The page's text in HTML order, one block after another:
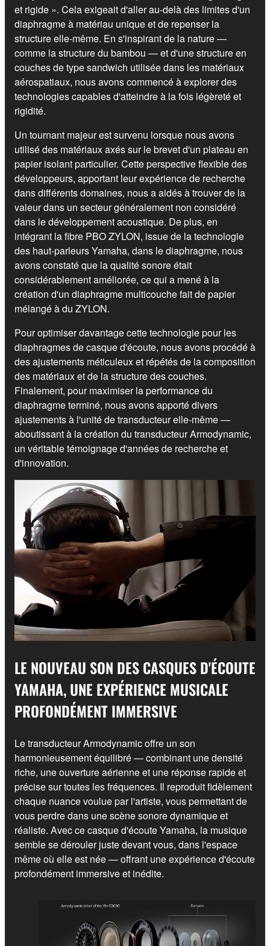
et rigide ». Cela exigeait d'aller au-delà des limites d'un
diaphragme à matériau unique et de repenser la
structure elle-même. En s'inspirant de la nature —
comme la structure du bambou — et d'une structure en
couches de type sandwich utilisée dans les matériaux
aérospatiaux, nous avons commencé à explorer des
technologies capables d'atteindre à la fois légèreté et
rigidité.
Un tournant majeur est survenu lorsque nous avons
utilisé des matériaux axés sur le brevet d'un plateau en
papier isolant particulier. Cette perspective flexible des
développeurs, apportant leur expérience de recherche
dans différents domaines, nous a aidés à trouver de la
valeur dans un secteur généralement non considéré
dans le développement acoustique. De plus, en
intégrant la fibre PBO ZYLON, issue de la technologie
des haut-parleurs Yamaha, dans le diaphragme, nous
avons constaté que la qualité sonore était
considérablement améliorée, ce qui a mené à la
création d'un diaphragme multicouche fait de papier
mélangé à du ZYLON.
Pour optimiser davantage cette technologie pour les
diaphragmes de casque d'écoute, nous avons procédé à
des ajustements méticuleux et répétés de la composition
des matériaux et de la structure des couches.
Finalement, pour maximiser la performance du
diaphragme terminé, nous avons apporté divers
ajustements à l'unité de transducteur elle-même —
aboutissant à la création du transducteur Armodynamic,
un véritable témoignage d'années de recherche et
d'innovation.
LE NOUVEAU SON DES CASQUES D'ÉCOUTE
YAMAHA, UNE EXPÉRIENCE MUSICALE
PROFONDÉMENT IMMERSIVE
Le transducteur Armodynamic offre un son
harmonieusement équilibré — combinant une densité
riche, une ouverture aérienne et une réponse rapide et
précise sur toutes les fréquences. Il reproduit fidèlement
chaque nuance voulue par l'artiste, vous permettant de
vous perdre dans une scène sonore dynamique et
réaliste. Avec ce casque d'écoute Yamaha, la musique
semble se dérouler juste devant vous, dans l'espace
même où elle est née — offrant une expérience d'écoute
profondément immersive et inédite.